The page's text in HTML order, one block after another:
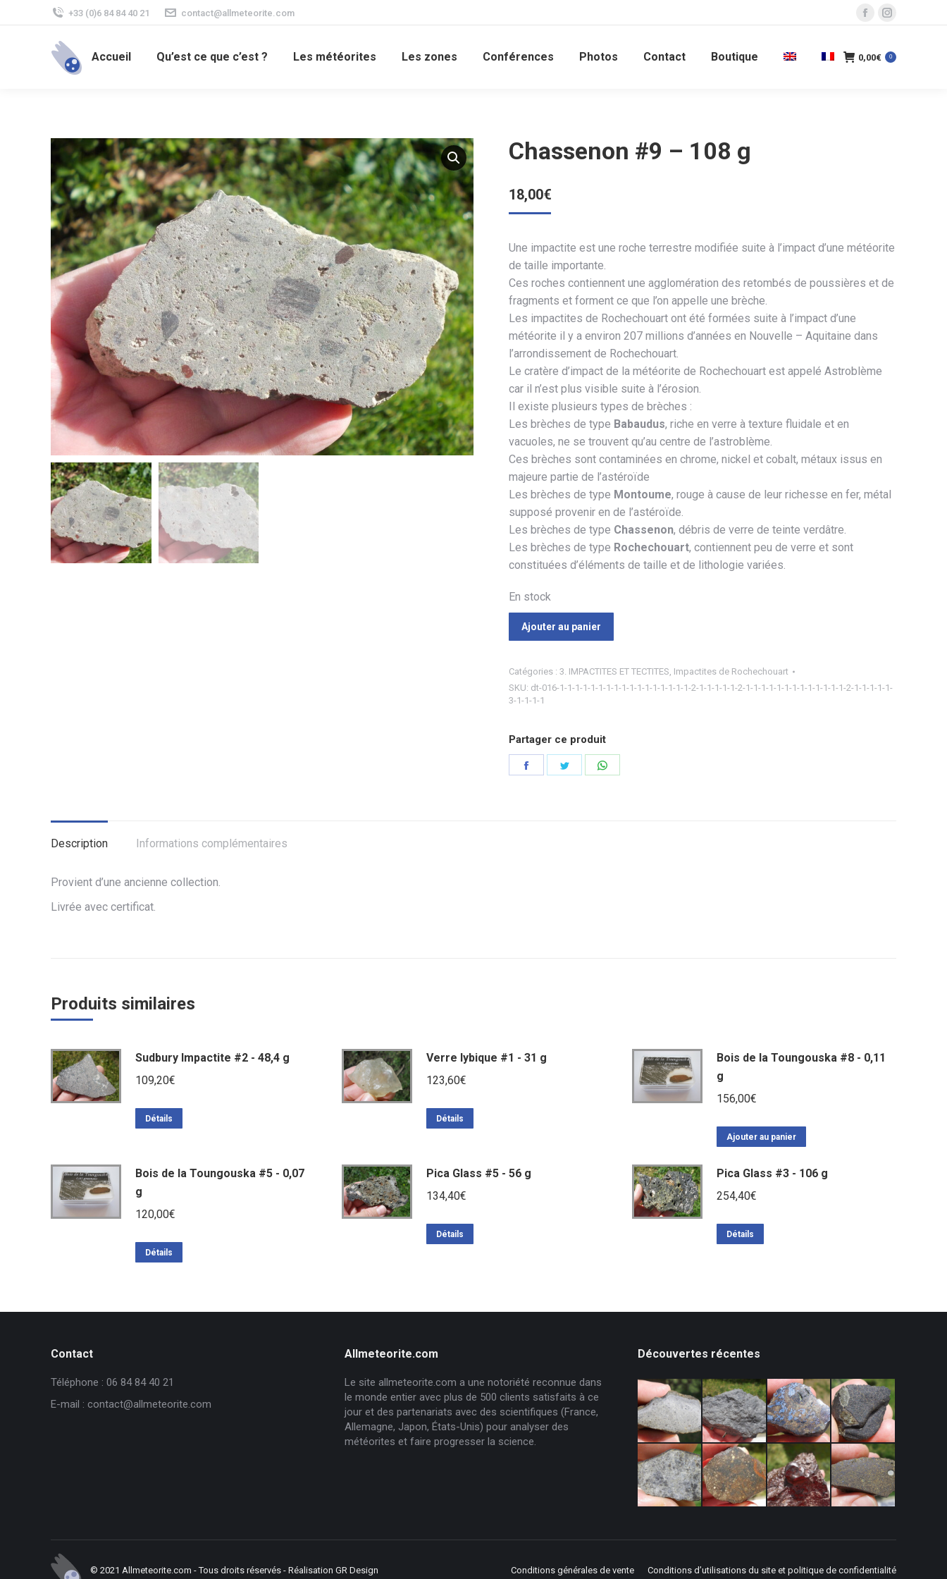
+33 (0)6 84 84 40 21 contact@allmeteorite.com
La
Facebook
La
Instagram
Accueil Qu’est ce que c’est ? Les météorites Les zones Conférences Photos Contact Boutique 0,00€ 0
Chassenon #9 – 108 g
18,00€
Une impactite est une roche terrestre modifiée suite à l’impact d’une météorite
de taille importante.
Ces roches contiennent une agglomération des retombés de poussières et de
fragments et forment ce que l’on appelle une brèche.
Les impactites de Rochechouart ont été formées suite à l’impact d’une
météorite il y a environ 207 millions d’années en Nouvelle – Aquitaine dans
l’arrondissement de Rochechouart.
Le cratère d’impact de la météorite de Rochechouart est appelé Astroblème
car il n’est plus visible suite à l’érosion.
Il existe plusieurs types de brèches :
Les brèches de type Babaudus, riche en verre à texture fluidale et en
vacuoles, ne se trouvent qu’au centre de l’astroblème.
Ces brèches sont contaminées en chrome, nickel et cobalt, métaux issus en
majeure partie de l’astéroïde
Les brèches de type Montoume, rouge à cause de leur richesse en fer, métal
supposé provenir en de l’astéroïde.
Les brèches de type Chassenon, débris de verre de teinte verdâtre.
Les brèches de type Rochechouart, contiennent peu de verre et sont
constituées d’éléments de taille et de lithologie variées.
En stock
Ajouter au panier
Catégories : 3. IMPACTITES ET TECTITES, Impactites de Rochechouart
SKU: dt-016-1-1-1-1-1-1-1-1-1-1-1-1-1-1-1-1-1-2-1-1-1-1-1-2-1-1-1-1-1-1-1-1-1-1-1-1-1-2-1-1-1-1-1-
3-1-1-1-1
Partager ce produit
Partager Partager
Description Informations complémentaires
Provient d’une ancienne collection.
Livrée avec certificat.
Produits similaires
Sudbury Impactite #2 - 48,4 g
109,20€
Détails
Verre lybique #1 - 31 g
123,60€
Détails
Bois de la Toungouska #8 - 0,11
g
156,00€
Ajouter au panier
Bois de la Toungouska #5 - 0,07
g
120,00€
Détails
Pica Glass #5 - 56 g
134,40€
Détails
Pica Glass #3 - 106 g
254,40€
Détails
Contact
Téléphone : 06 84 84 40 21
E-mail : contact@allmeteorite.com
Allmeteorite.com
Le site allmeteorite.com a une notoriété reconnue dans
le monde entier avec plus de 500 clients satisfaits à ce
jour et des partenariats avec des scientifiques (France,
Allemagne, Japon, États-Unis) pour analyser des
météorites et faire progresser la science.
Découvertes récentes
© 2021 Allmeteorite.com - Tous droits réservés - Réalisation GR Design Conditions générales de vente Conditions d’utilisations du site et politique de confidentialité